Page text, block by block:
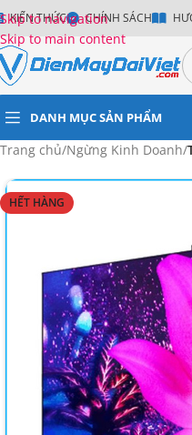
Skip to navigation
Skip to main content
KIẾN THỨC CHÍNH SÁCH
DANH MỤC SẢN PHẨM
Trang chủ/Ngừng Kinh Doanh/
HẾT HÀNG